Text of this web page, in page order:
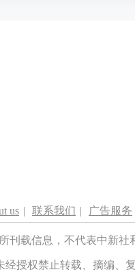
us | 联系我们 | 广告服务
刊载信息，不代表中新
经授权禁止转载、摘编、